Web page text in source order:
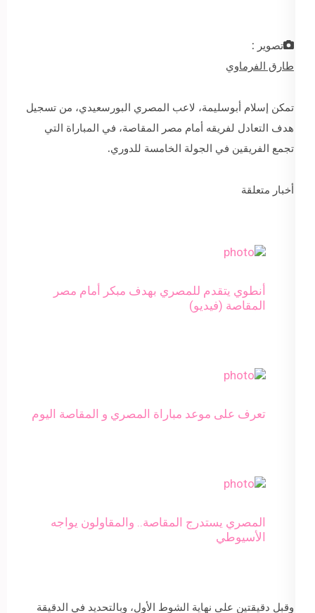
تصوير :
طارق الفرماوي
تمكن إسلام أبوسليمة، لاعب المصري البورسعيدي، من تسجيل
هدف التعادل لفريقه أمام مصر المقاصة، في المباراة التي
تجمع الفريقين في الجولة الخامسة للدوري.
أخبار متعلقة
أنطوي يتقدم للمصري بهدف مبكر أمام مصر
المقاصة (فيديو)
تعرف على موعد مباراة المصري و المقاصة اليوم
المصري يستدرج المقاصة.. والمقاولون يواجه
الأسيوطي
وقبل دقيقتين على نهاية الشوط الأول، وبالتحديد في الدقيقة